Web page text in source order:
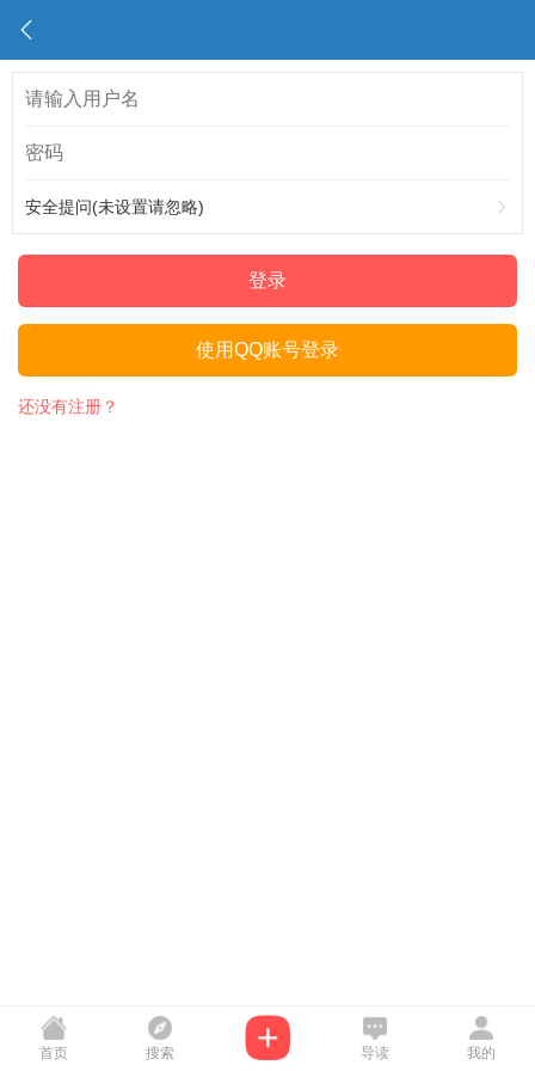
安全提问(未设置请忽略)
登录
使用QQ账号登录
还没有注册？
首页 搜索 导读 我的